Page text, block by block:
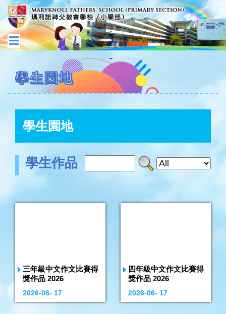
學生園地
學生園地
學生作品
三年級中文作文比賽得
獎作品 2026
2026-06- 17
四年級中文作文比賽得
獎作品 2026
2026-06- 17